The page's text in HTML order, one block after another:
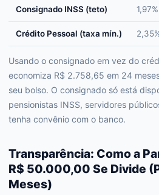
Consignado INSS (teto)
Crédito Pessoal (taxa mín.)
Usando o consignado em vez do
economiza R$ 2.758,65 em 24
seu bolso. O consignado só está
pensionistas INSS, servidores
tenha convênio com o banco.
Transparência: Como a
R$ 50.000,00 Se Divide
Meses)